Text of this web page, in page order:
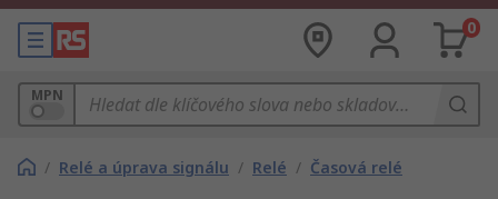
0
MPN
/ Relé a úprava signálu / Relé / Časová relé